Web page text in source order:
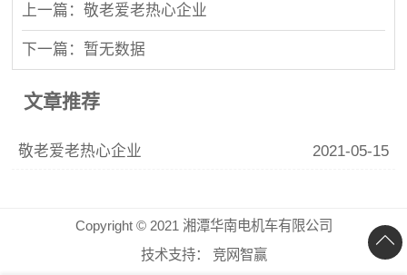
上一篇：敬老爱老热心企业
下一篇：暂无数据
文章推荐
敬老爱老热心企业 2021-05-15
Copyright © 2021 湘潭华南电机车有限公司
技术支持：
竞网智赢